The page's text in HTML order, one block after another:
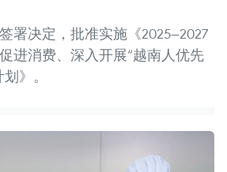
署决定，批准实施《2025—2027
进消费、深入开展“越南人优先
》。